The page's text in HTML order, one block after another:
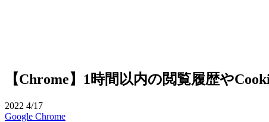
【Chrome】1時間以内の閲覧履歴や
2022 4/17
Google Chrome